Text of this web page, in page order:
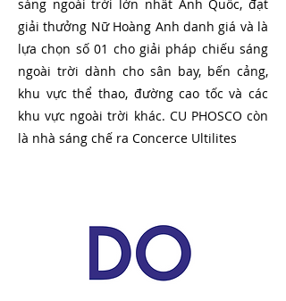
sáng ngoài trời lớn nhất Anh Quốc, đạt
giải thưởng Nữ Hoàng Anh danh giá và là
lựa chọn số 01 cho giải pháp chiếu sáng
ngoài trời dành cho sân bay, bến cảng,
khu vực thể thao, đường cao tốc và các
khu vực ngoài trời khác. CU PHOSCO còn
là nhà sáng chế ra Concerce Ultilites